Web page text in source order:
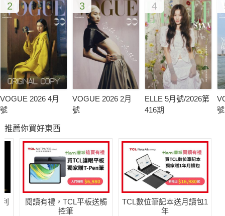
2
VOGUE 2026 4月
號
3
VOGUE 2026 2月
號
4
ELLE 5月號/2026第
416期
號
推薦你買好東西
閱讀有禮，TCL平板送觸
控筆
TCL數位筆記本送月讀包1
年